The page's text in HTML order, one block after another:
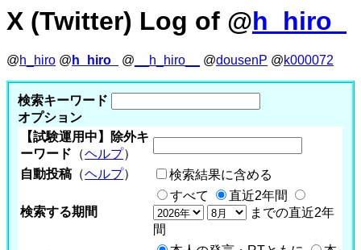
X (Twitter) Log of @h_hiro_
@h_hiro @ h_hiro_ @ __h_hiro__ @dousenP @k000072
検索キーワード
オプション
【試験運用中】除外キ
ーワード （ヘルプ）
自動投稿 （ヘルプ） 検索結果に含める
検索する期間
すべて
直近2年間
までの直近2年
間